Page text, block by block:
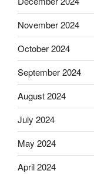
November 2024
October 2024
September 2024
August 2024
July 2024
May 2024
April 2024